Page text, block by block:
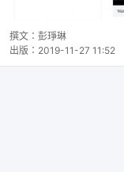
撰文： 彭琤琳
出版： 2019-11-27 11:52